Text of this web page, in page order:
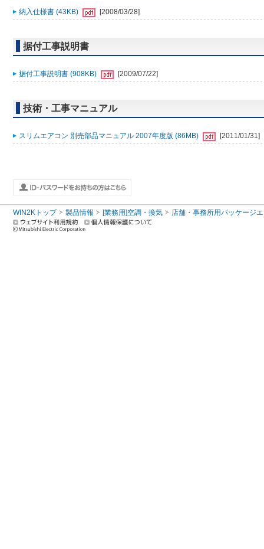
納入仕様書 (43KB) [2008/03/28]
据付工事説明書
据付工事説明書 (908KB) [2009/07/22]
技術・工事マニュアル
スリムエアコン 別売部品マニュアル 2007年度版 (86MB) [2011/01/31]
WIN2Kトップ 製品情報 [業務用]空調・換気 店舗・事務所用パッケージ